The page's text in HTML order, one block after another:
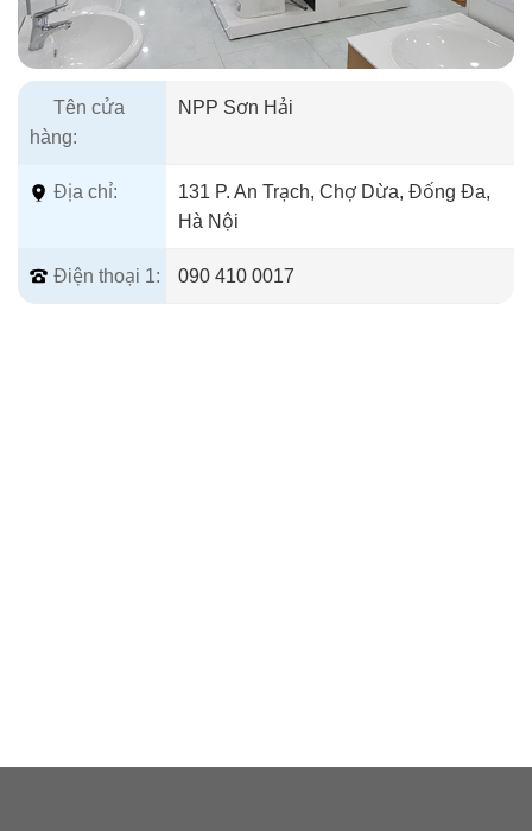
Tên cửa
hàng:
NPP Sơn Hải
Địa chỉ:
131 P. An Trạch, Chợ Dừa, Đống Đa,
Hà Nội
Điện thoại 1: 090 410 0017